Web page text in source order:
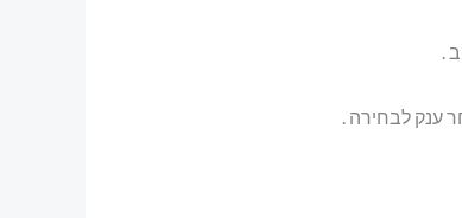
.
ענק לבחירה .